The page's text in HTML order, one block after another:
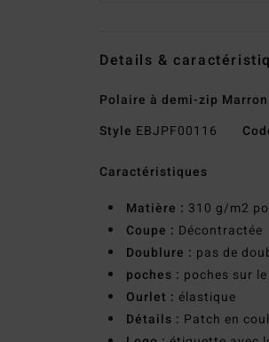
Details &
Polaire à demi-zip Marron
Style EBJPF00116
Caractéristiques
Matière : 310 g/m2
Coupe : Décontractée
Doublure : pas de
poches : poches sur
Ourlet : élastique
Détails : Patch en